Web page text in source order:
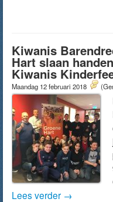
Kiwanis
Hart slaan
Kiwanis
Maandag 12 februari 2018
Lees verder →